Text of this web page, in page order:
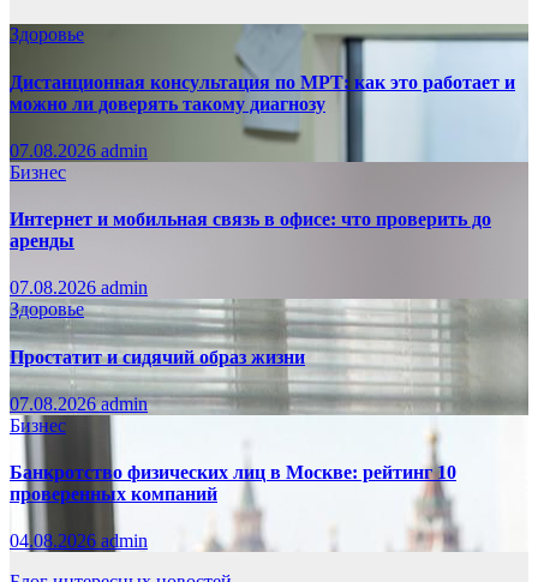
Здоровье
Дистанционная консультация по МРТ: как это работает и
можно ли доверять такому диагнозу
07.08.2026 admin
Бизнес
Интернет и мобильная связь в офисе: что проверить до
аренды
07.08.2026 admin
Здоровье
Простатит и сидячий образ жизни
07.08.2026admin
Бизнес
Банкротство физических лиц в Москве: рейтинг 10
проверенных компаний
04.08.2026 admin